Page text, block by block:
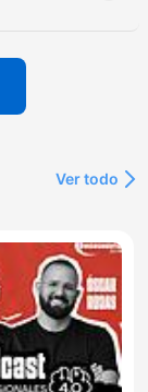
Ver todo